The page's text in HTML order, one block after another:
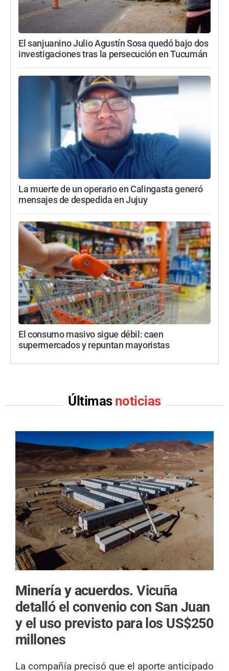
El sanjuanino Julio Agustín Sosa quedó bajo dos
investigaciones tras la persecución en Tucumán
La muerte de un operario en Calingasta generó
mensajes de despedida en Jujuy
El consumo masivo sigue débil: caen
supermercados y repuntan mayoristas
Últimas noticias
Minería y acuerdos.Vicuña
detalló el convenio con San Juan
y el uso previsto para los US$250
millones
La compañía precisó que el aporte anticipado